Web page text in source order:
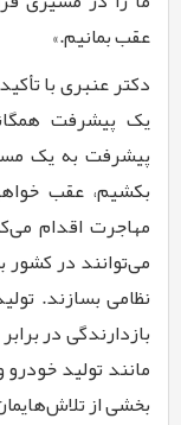
عقب بمانیم.»
دکتر عنبری با
یک پیشرفت
پیشرفت به یک
بکشیم، عقب
مهاجرت اقدام
می‌توانند در کشور
نظامی بسازند.
بازدارندگی در
مانند تولید
بخشی از